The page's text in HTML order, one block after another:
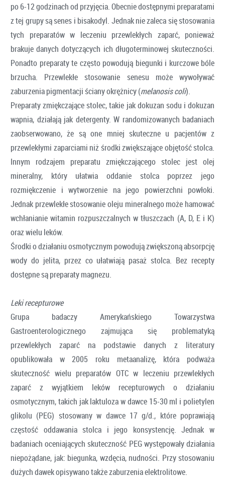
po 6-12 godzinach od przyjęcia. Obecnie dostępnymi preparatami
z tej grupy są senes i bisakodyl. Jednak nie zaleca się stosowania
tych preparatów w leczeniu przewlekłych zaparć, ponieważ
brakuje danych dotyczących ich długoterminowej skuteczności.
Ponadto preparaty te często powodują biegunki i kurczowe bóle
brzucha. Przewlekłe stosowanie senesu może wywoływać
zaburzenia pigmentacji ściany okrężnicy (melanosis coli).
Preparaty zmiękczające stolec, takie jak dokuzan sodu i dokuzan
wapnia, działają jak detergenty. W randomizowanych badaniach
zaobserwowano, że są one mniej skuteczne u pacjentów z
przewlekłymi zaparciami niż środki zwiększające objętość stolca.
Innym rodzajem preparatu zmiękczającego stolec jest olej
mineralny, który ułatwia oddanie stolca poprzez jego
rozmiękczenie i wytworzenie na jego powierzchni powłoki.
Jednak przewlekłe stosowanie oleju mineralnego może hamować
wchłanianie witamin rozpuszczalnych w tłuszczach (A, D, E i K)
oraz wielu leków.
Środki o działaniu osmotycznym powodują zwiększoną absorpcję
wody do jelita, przez co ułatwiają pasaż stolca. Bez recepty
dostępne są preparaty magnezu.
Leki recepturowe
Grupa badaczy Amerykańskiego Towarzystwa
Gastroenterologicznego zajmująca się problematyką
przewlekłych zaparć na podstawie danych z literatury
opublikowała w 2005 roku metaanalizę, która podważa
skuteczność wielu preparatów OTC w leczeniu przewlekłych
zaparć z wyjątkiem leków recepturowych o działaniu
osmotycznym, takich jak laktuloza w dawce 15-30 ml i polietylen
glikolu (PEG) stosowany w dawce 17 g/d., które poprawiają
częstość oddawania stolca i jego konsystencję. Jednak w
badaniach oceniających skuteczność PEG występowały działania
niepożądane, jak: biegunka, wzdęcia, nudności. Przy stosowaniu
dużych dawek opisywano także zaburzenia elektrolitowe.